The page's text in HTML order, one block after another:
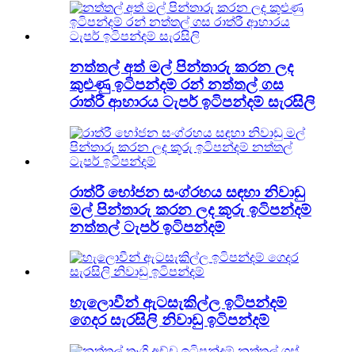
නත්තල් අත් මල් පින්තාරු කරන ලද
කුළුණු ඉටිපන්දම් රන් නත්තල් ගස
රාත්රී ආහාරය ටැපර් ඉටිපන්දම් සැරසිලි
රාත්රී භෝජන සංග්රහය සඳහා නිවාඩු
මල් පින්තාරු කරන ලද කූරු ඉටිපන්දම්
නත්තල් ටැපර් ඉටිපන්දම්
හැලොවීන් ඇටසැකිල්ල ඉටිපන්දම්
ගෙදර සැරසිලි නිවාඩු ඉටිපන්දම්